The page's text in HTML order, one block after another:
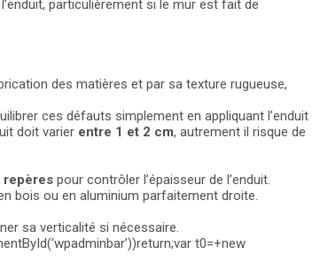
particulièrement si le mur est fait de
des matières et par sa texture rugueuse,
ces défauts simplement en appliquant l’enduit
doit varier entre 1 et 2 cm, autrement il risque de
repères pour contrôler l’épaisseur de l’enduit.
bois ou en aluminium parfaitement droite.
sa verticalité si nécessaire.
t0=+new